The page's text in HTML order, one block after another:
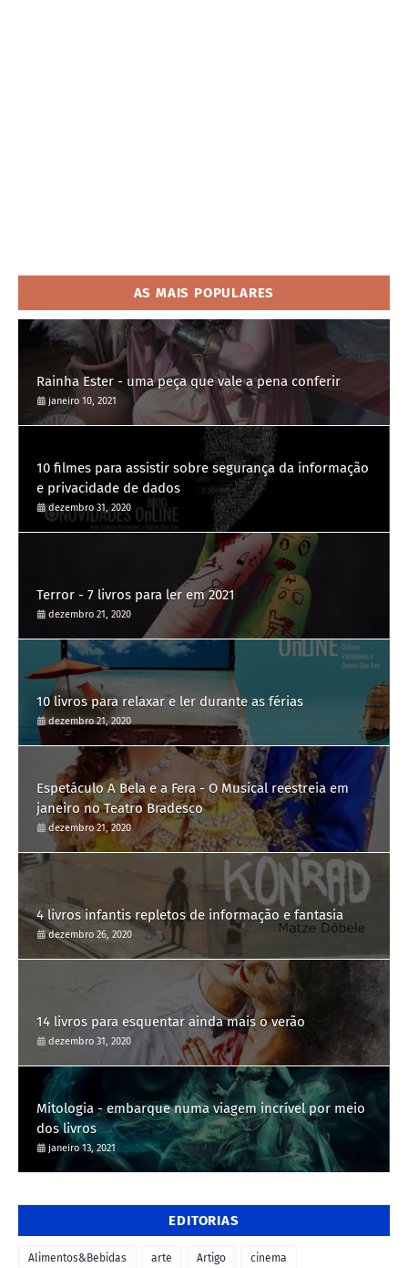
AS MAIS POPULARES
Rainha Ester - uma peça que vale a pena conferir
janeiro 10, 2021
10 filmes para assistir sobre segurança da informação
e privacidade de dados
dezembro 31, 2020
Terror - 7 livros para ler em 2021
dezembro 21, 2020
10 livros para relaxar e ler durante as férias
dezembro 21, 2020
Espetáculo A Bela e a Fera - O Musical reestreia em
janeiro no Teatro Bradesco
dezembro 21, 2020
4 livros infantis repletos de informação e fantasia
dezembro 26, 2020
14 livros para esquentar ainda mais o verão
dezembro 31, 2020
Mitologia - embarque numa viagem incrível por meio
dos livros
janeiro 13, 2021
EDITORIAS
Alimentos&Bebidas arte Artigo cinema